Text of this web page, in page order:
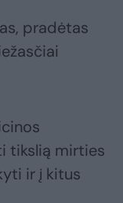
pradėtas
tikslią mirties
ir į kitus